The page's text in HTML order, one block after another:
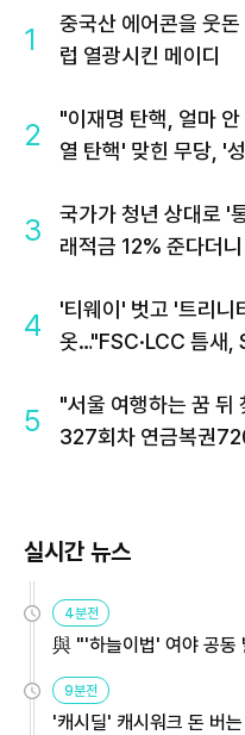
1
중국산 에어콘을 웃
럽 열광시킨 메이디
2
"이재명 탄핵, 얼마
열 탄핵' 맞힌 무당, '
3
국가가 청년 상대로 '
래적금 12% 준다더
4
'티웨이' 벗고 '트리니
옷…"FSC·LCC 틈새,
5
"서울 여행하는 꿈 뒤
327회차 연금복권
실시간 뉴스
4분전
與 "'하늘이법' 여야 공동
9분전
'캐시딜' 캐시워크 돈 버